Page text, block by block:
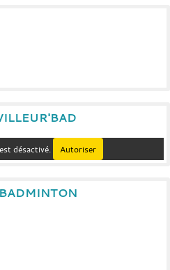
désactivé. Autoriser